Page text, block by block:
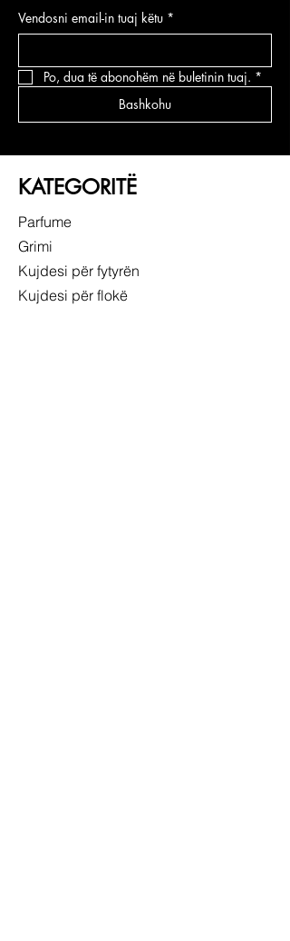
Vendosni email-in tuaj këtu *
Po, dua të abonohëm në buletinin tuaj. *
Bashkohu
KATEGORITË
Parfume
Grimi
Kujdesi për fytyrën
Kujdesi për flokë